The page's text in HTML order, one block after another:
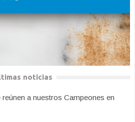
noticias
a nuestros Campeones en